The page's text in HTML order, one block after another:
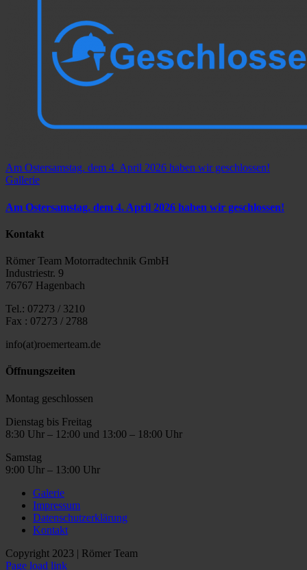
Am Ostersamstag. dem 4. April 2026 haben wir geschlossen!
Gallerie
Am Ostersamstag. dem 4. April 2026 haben wir geschlossen!
Kontakt
Römer Team Motorradtechnik GmbH
Industriestr. 9
76767 Hagenbach
Tel.: 07273 / 3210
Fax : 07273 / 2788
info(at)roemerteam.de
Öffnungszeiten
Montag geschlossen
Dienstag bis Freitag
8:30 Uhr – 12:00 und 13:00 – 18:00 Uhr
Samstag
9:00 Uhr – 13:00 Uhr
Galerie
Impressum
Datenschutzerklärung
Kontakt
Copyright 2023 | Römer Team
Facebook
Page load link